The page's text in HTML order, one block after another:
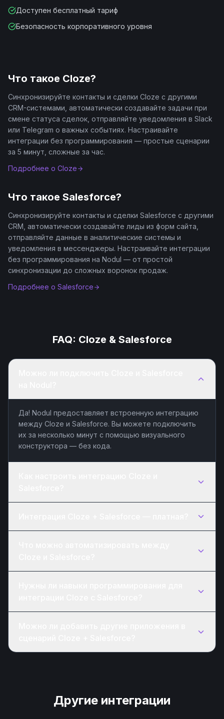
Доступен бесплатный тариф
Безопасность корпоративного уровня
Что такое Cloze?
Синхронизируйте контакты и сделки Cloze с другими
CRM-системами, автоматически создавайте задачи при
смене статуса сделок, отправляйте уведомления в Slack
или Telegram о важных событиях. Настраивайте
интеграции без программирования — простые сценарии
за 5 минут, сложные за час.
Подробнее о Cloze
Что такое Salesforce?
Синхронизируйте контакты и сделки Salesforce с другими
CRM, автоматически создавайте лиды из форм сайта,
отправляйте данные в аналитические системы и
уведомления в мессенджеры. Настраивайте интеграции
без программирования на Nodul — от простой
синхронизации до сложных воронок продаж.
Подробнее о Salesforce
FAQ: Cloze & Salesforce
Да! Nodul предоставляет встроенную интеграцию
между Cloze и Salesforce. Вы можете подключить
их за несколько минут с помощью визуального
конструктора — без кода.
Другие интеграции